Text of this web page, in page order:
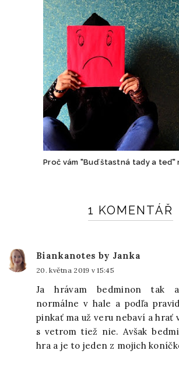
Proč vám "Buď štastná tady a teď"
1 KOMENTÁŘ
Biankanotes by Janka
20. května 2019 v 15:45
Ja hrávam bedminon tak
normálne v hale a podľa
pinkať ma už veru nebaví a hrať
s vetrom tiež nie. Avšak
hra a je to jeden z mojich